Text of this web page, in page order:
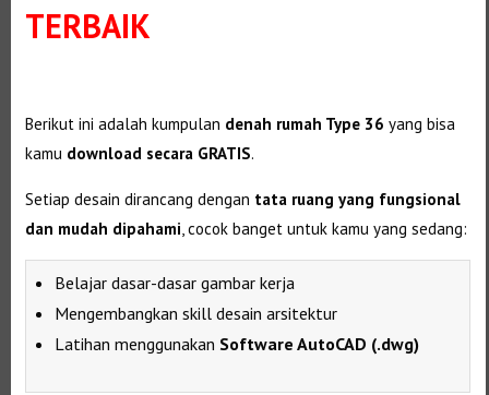
TERBAIK
Berikut ini adalah kumpulan denah rumah Type 36 yang bisa
kamu download secara GRATIS.
Setiap desain dirancang dengan tata ruang yang fungsional
dan mudah dipahami , cocok banget untuk kamu yang sedang:
Belajar dasar-dasar gambar kerja
Mengembangkan skill desain arsitektur
Latihan menggunakan Software AutoCAD (.dwg)